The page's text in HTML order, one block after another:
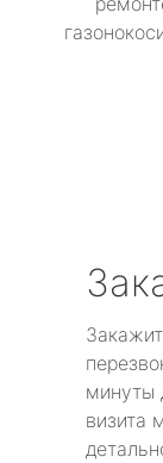
минуты
визита